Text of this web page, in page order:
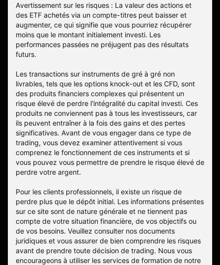
Avertissement sur les risques : La valeur des actions et
des ETF achetés via un compte-titres peut baisser et
augmenter, ce qui signifie que vous pourriez récupérer
moins que le montant initialement investi. Les
performances passées ne préjugent pas des résultats
futurs.
Les transactions sur instruments de gré à gré non
livrables, tels que les options knock-out et les CFD, sont
des produits financiers complexes qui présentent un
risque élevé de perdre l'intégralité du capital investi. Ces
produits ne conviennent pas à tous les investisseurs, car
ils peuvent entraîner à la fois des gains et des pertes
significatives. Avant de vous engager dans ce type de
trading, vous devez examiner attentivement si vous
comprenez le fonctionnement de ces instruments et si
vous pouvez vous permettre de prendre le risque élevé de
perdre votre argent.
Pour les clients professionnels, il existe un risque de
perdre plus que le dépôt initial. Les informations présentes
sur ce site sont de nature générale et ne tiennent pas
compte de votre situation financière, de vos objectifs ou
de vos besoins. Veuillez consulter nos documents
juridiques et vous assurer de bien comprendre les risques
avant de prendre toute décision de trading. Nous vous
encourageons à utiliser les services de formation de notre